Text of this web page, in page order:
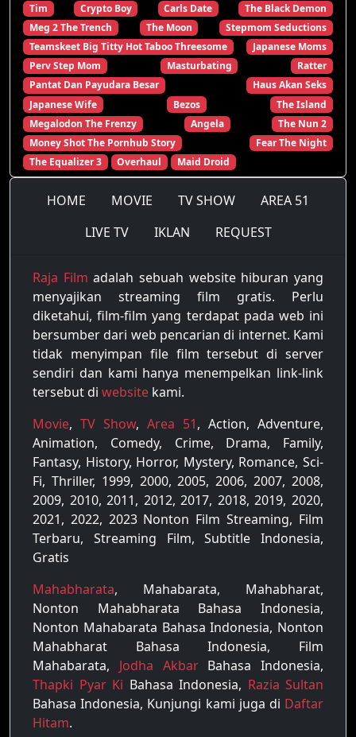
Tim
Crypto Boy Carls Date
The Black Demon
Meg 2 The Trench
The Moon
Stepmom Seductions
Teamskeet Big Titty Hot Taboo Threesome
Japanese Moms
Perv Step Mom
Masturbating
Ratter
Pantat Dan Payudara Besar
Haus Akan Seks
Japanese Wife
Bezos
The Island
Megalodon The Frenzy
Angela
The Nun 2
Money Shot The Pornhub Story
Fear The Night
The Equalizer 3
Overhaul Maid Droid
HOME MOVIE TV SHOW
AREA 51
LIVE TV
IKLAN REQUEST
Raja Film adalah sebuah website hiburan yang
menyajikan streaming film gratis. Perlu
diketahui, film-film yang terdapat pada web ini
bersumber dari web pencarian di internet. Kami
tidak menyimpan file film tersebut di server
sendiri dan kami hanya menempelkan link-link
tersebut di website kami.
Movie, TV Show, Area 51, Action, Adventure,
Animation, Comedy, Crime, Drama, Family,
Fantasy, History, Horror, Mystery, Romance, Sci-
Fi, Thriller, 1999, 2000, 2005, 2006, 2007, 2008,
2009, 2010, 2011, 2012, 2017, 2018, 2019, 2020,
2021, 2022, 2023 Nonton Film Streaming, Film
Terbaru, Streaming Film, Subtitle Indonesia,
Gratis
Mahabharata, Mahabarata, Mahabharat,
Nonton Mahabharata Bahasa Indonesia,
Nonton Mahabarata Bahasa Indonesia, Nonton
Mahabharat Bahasa Indonesia, Film
Mahabarata, Jodha AkbarBahasa Indonesia,
Thapki Pyar Ki Bahasa Indonesia, Razia Sultan
Bahasa Indonesia, Kunjungi kami juga di Daftar
Hitam.